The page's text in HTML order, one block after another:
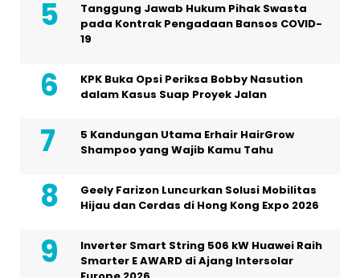
Tanggung Jawab Hukum Pihak Swasta
pada Kontrak Pengadaan Bansos COVID-
19
KPK Buka Opsi Periksa Bobby Nasution
dalam Kasus Suap Proyek Jalan
5 Kandungan Utama Erhair HairGrow
Shampoo yang Wajib Kamu Tahu
Geely Farizon Luncurkan Solusi Mobilitas
Hijau dan Cerdas di Hong Kong Expo 2026
Inverter Smart String 506 kW Huawei Raih
Smarter E AWARD di Ajang Intersolar